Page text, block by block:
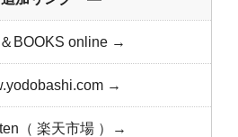
BOOKS online →
→
（ 楽天市場 ）→